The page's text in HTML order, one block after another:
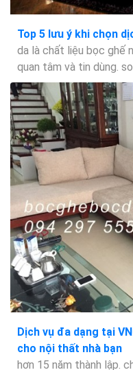
Top 5 lưu ý khi chọn
da là chất liệu bọc ghế
quan tâm và tin dùng.
Dịch vụ đa dạng tại
cho nội thất nhà bạn
hơn 15 năm thành lập.